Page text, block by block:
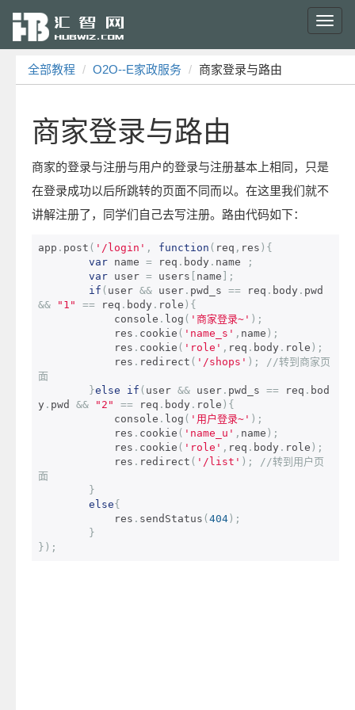
全部教程 O2O--E家政服务 商家登录与路由
商家登录与路由
商家的登录与注册与用户的登录与注册基本上相同，只是
在登录成功以后所跳转的页面不同而以。在这里我们就不
讲解注册了，同学们自己去写注册。路由代码如下：
app . post ( '/login' , function ( req , res ){
var name = req . body . name
;
var user = users name ];
if ( user && user . pwd_s == req . body .
&&
"1" == req . body . role ){
            console
. log ( '商家登录~' );
            res
. cookie ( 'name_s' , name );
            res
. cookie ( 'role' , req . body . role );
            res
. redirect ( '/shops' );
//转到商家页
面
}else if ( user && user . pwd_s == req . bod
y . pwd && "2" == req . body . role ){
            console
. log ( '用户登录~' );
            res
. cookie ( 'name_u' , name );
            res
. cookie ( 'role' , req . body . role );
            res
. redirect ( '/list' );
//转到用户页
面
}
else{
            res
. sendStatus ( 404 );
}
});